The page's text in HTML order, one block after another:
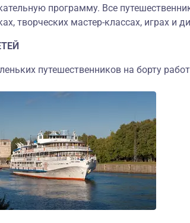
программу. Все
творческих мастер-классах, играх и
путешественников на борту